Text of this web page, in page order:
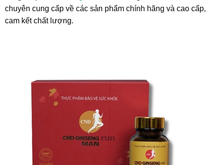
chuyên cung cấp về các sản phẩm chính hãng và cao cấp,
cam kết chất lượng.